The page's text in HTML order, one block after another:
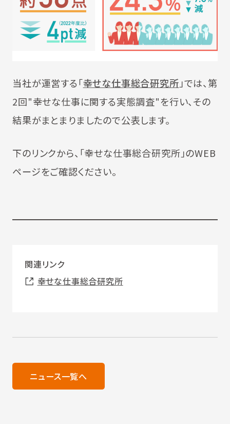
当社が運営する「幸せな仕事総合研究所」では、第
2回"幸せな仕事に関する実態調査"を行い、その
結果がまとまりましたので公表します。
下のリンクから、「幸せな仕事総合研究所」のWEB
ページをご確認ください。
関連リンク
幸せな仕事総合研究所
ニュース一覧へ